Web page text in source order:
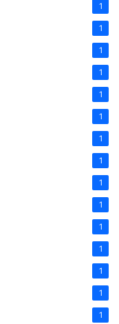
1
1
1
1
1
1
1
1
1
1
1
1
1
1
1